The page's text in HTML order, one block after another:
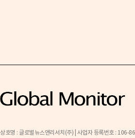
상호명 : 글로벌뉴스앤리서치(주) | 사업자 등록번호 : 106-